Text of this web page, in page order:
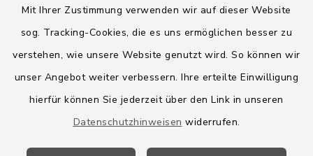
Mit Ihrer Zustimmung verwenden wir auf dieser Website
sog. Tracking-Cookies, die es uns ermöglichen besser zu
verstehen, wie unsere Website genutzt wird. So können wir
unser Angebot weiter verbessern. Ihre erteilte Einwilligung
hierfür können Sie jederzeit über den Link in unseren
Datenschutzhinweisen widerrufen.
Quicklinks
Amt Boostedt-Rickling
Amtsbroschüre